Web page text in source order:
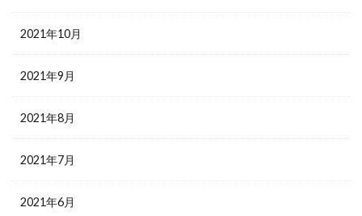
2021年10月
2021年9月
2021年8月
2021年7月
2021年6月